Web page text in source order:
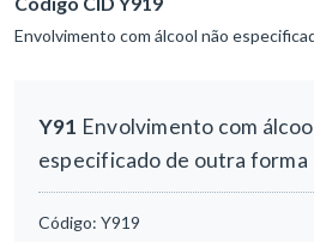
Envolvimento com álcool não
Y91 Envolvimento com
especificado de outra forma
Código: Y919